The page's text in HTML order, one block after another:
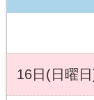
16日(日曜